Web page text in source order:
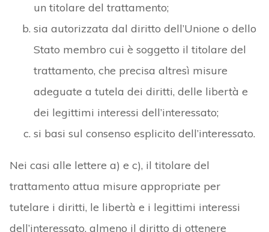
un titolare del trattamento;
sia autorizzata dal diritto dell’Unione o dello
Stato membro cui è soggetto il titolare del
trattamento, che precisa altresì misure
adeguate a tutela dei diritti, delle libertà e
dei legittimi interessi dell’interessato;
si basi sul consenso esplicito dell’interessato.
Nei casi alle lettere a) e c), il titolare del
trattamento attua misure appropriate per
tutelare i diritti, le libertà e i legittimi interessi
dell’interessato, almeno il diritto di ottenere